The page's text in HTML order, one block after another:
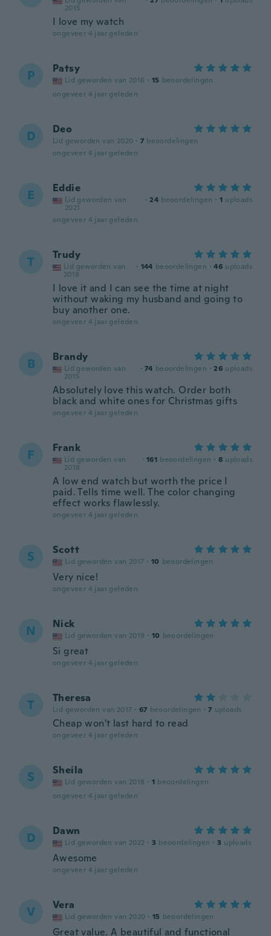
2015
I love my watch
ongeveer 4 jaar geleden
P Patsy
Lid geworden van 2016 · 15 beoordelingen
ongeveer 4 jaar geleden
D Deo
Lid geworden van 2020 · 7 beoordelingen
ongeveer 4 jaar geleden
E Eddie
Lid geworden van
2021
· 24 beoordelingen · 1 uploads
ongeveer 4 jaar geleden
T Trudy
Lid geworden van
2018
· 144 beoordelingen · 46 uploads
I love it and I can see the time at night
without waking my husband and going to
buy another one.
ongeveer 4 jaar geleden
B Brandy
Lid geworden van
2015
· 74 beoordelingen · 26 uploads
Absolutely love this watch. Order both
black and white ones for Christmas gifts
ongeveer 4 jaar geleden
F Frank
Lid geworden van
2018
· 161 beoordelingen · 8 uploads
A low end watch but worth the price I
paid. Tells time well. The color changing
effect works flawlessly.
ongeveer 4 jaar geleden
S Scott
Lid geworden van 2017 · 10 beoordelingen
Very nice!
ongeveer 4 jaar geleden
N Nick
Lid geworden van 2019 · 10 beoordelingen
Si great
ongeveer 4 jaar geleden
T Theresa
Lid geworden van 2017 · 67 beoordelingen · 7 uploads
Cheap won't last hard to read
ongeveer 4 jaar geleden
S Sheila
Lid geworden van 2018 · 1 beoordelingen
ongeveer 4 jaar geleden
D Dawn
Lid geworden van 2022 · 3 beoordelingen · 3 uploads
Awesome
ongeveer 4 jaar geleden
V Vera
Lid geworden van 2020 · 15 beoordelingen
Great value. A beautiful and functional